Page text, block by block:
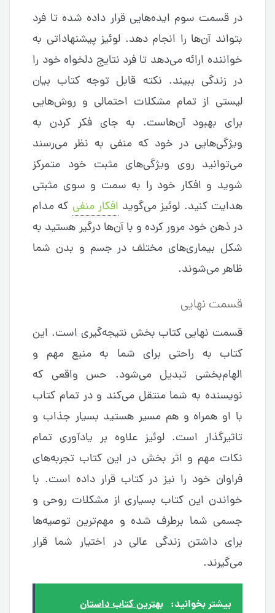
در قسمت سوم ایده‌هایی قرار داده شده تا فرد
بتواند آن‌ها را انجام دهد. لوئیز پیشنهاداتی به
خواننده ارائه می‌دهد تا فرد نتایج دلخواه خود را
در زندگی ببیند. نکته قابل توجه کتاب بیان
لیستی از تمام مشکلات احتمالی و روش‌هایی
برای بهبود آن‌هاست. به جای فکر کردن به
ویژگی‌هایی در خود که منفی به نظر می‌رسند
می‌توانید روی ویژگی‌های مثبت خود متمرکز
شوید و افکار خود را به سمت و سوی مثبتی
هدایت کنید. لوئیز می‌گوید افکار منفی که مدام
در ذهن خود مرور کرده و با آن‌ها درگیر هستید به
شکل بیماری‌های مختلف در جسم و بدن شما
ظاهر می‌شوند.
قسمت نهایی
قسمت نهایی کتاب بخش نتیجه‌گیری است. این
کتاب به راحتی برای شما به منبع مهم و
الهام‌بخشی تبدیل می‌شود. حس واقعی که
نویسنده به شما منتقل می‌کند و در تمام کتاب
با او همراه و هم مسیر هستید بسیار جذاب و
تاثیرگذار است. لوئیز علاوه بر یادآوری تمام
نکات مهم و اثر بخش در این کتاب تجربه‌های
فراوان خود را نیز در کتاب قرار داده است. با
خواندن این کتاب بسیاری از مشکلات روحی و
جسمی شما برطرف شده و مهم‌ترین توصیه‌ها
برای داشتن زندگی عالی در اختیار شما قرار
می‌گیرند.
بیشتر بخوانید: بهترین کتاب داستان